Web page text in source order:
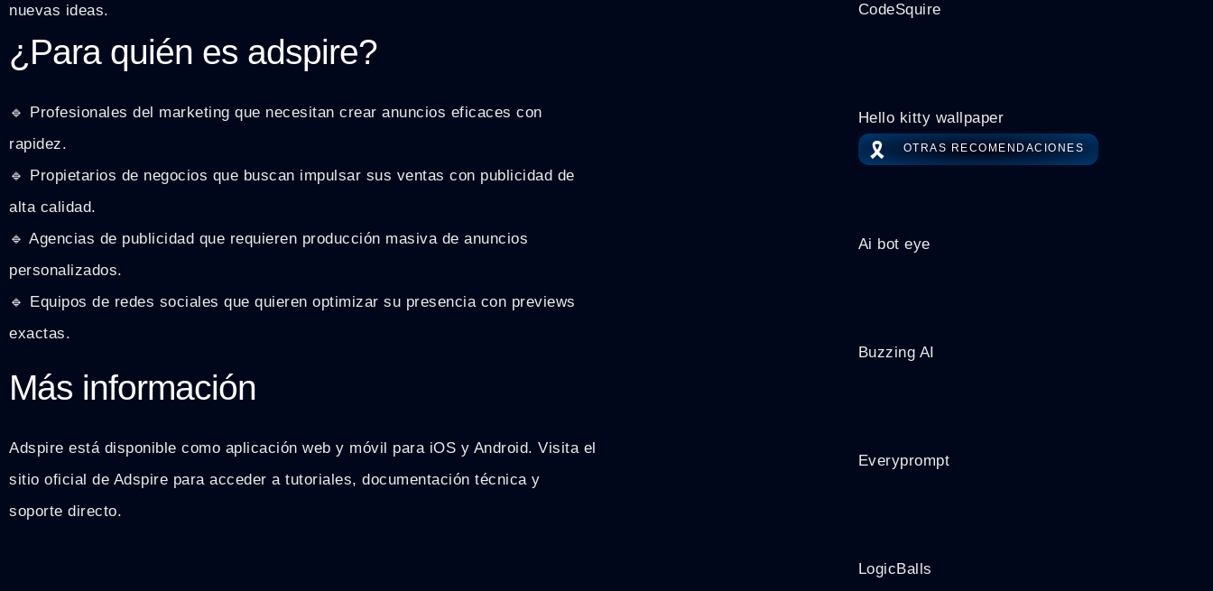
nuevas ideas.
¿Para quién es adspire?
🔹 Profesionales del marketing que necesitan crear anuncios eficaces con
rapidez.
🔹 Propietarios de negocios que buscan impulsar sus ventas con publicidad de
alta calidad.
🔹 Agencias de publicidad que requieren producción masiva de anuncios
personalizados.
🔹 Equipos de redes sociales que quieren optimizar su presencia con previews
exactas.
Más información
Adspire está disponible como aplicación web y móvil para iOS y Android. Visita el
sitio oficial de Adspire para acceder a tutoriales, documentación técnica y
soporte directo.
CodeSquire
Hello kitty wallpaper
🎗️ OTRAS RECOMENDACIONES
Ai bot eye
Buzzing AI
Everyprompt
LogicBalls